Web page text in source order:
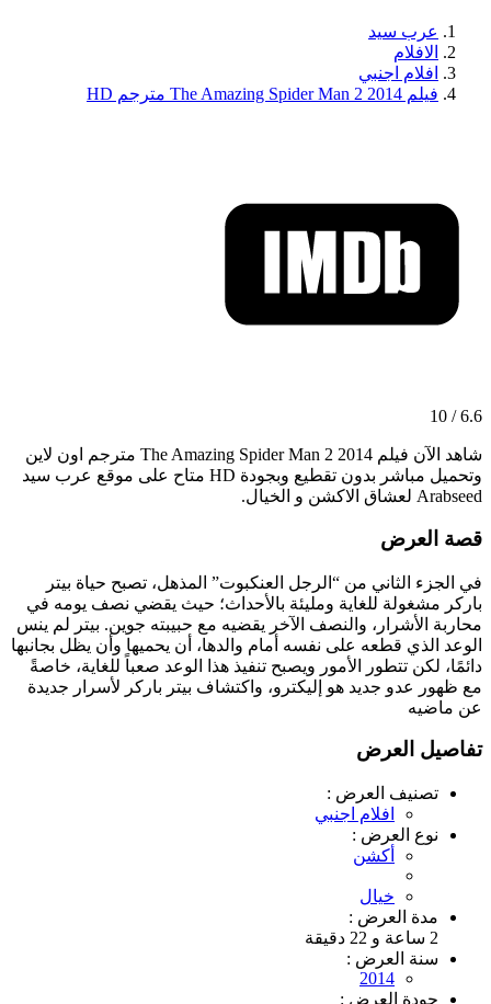
عرب سيد
الافلام
افلام اجنبي
فيلم The Amazing Spider Man 2 2014 مترجم HD
6.6 / 10
شاهد الآن فيلم The Amazing Spider Man 2 2014 مترجم اون لاين
وتحميل مباشر بدون تقطيع وبجودة HD متاح على موقع عرب سيد
Arabseed لعشاق الاكشن و الخيال.
قصة العرض
في الجزء الثاني من “الرجل العنكبوت” المذهل، تصبح حياة بيتر
باركر مشغولة للغاية ومليئة بالأحداث؛ حيث يقضي نصف يومه في
محاربة الأشرار، والنصف الآخر يقضيه مع حبيبته جوين. بيتر لم ينس
الوعد الذي قطعه على نفسه أمام والدها، أن يحميها وأن يظل بجانبها
دائمًا، لكن تتطور الأمور ويصبح تنفيذ هذا الوعد صعباً للغاية، خاصةً
مع ظهور عدو جديد هو إليكترو، واكتشاف بيتر باركر لأسرار جديدة
عن ماضيه
تفاصيل العرض
تصنيف العرض :
افلام اجنبي
نوع العرض :
أكشن
خيال
مدة العرض :
2 ساعة و 22 دقيقة
سنة العرض :
2014
جودة العرض :